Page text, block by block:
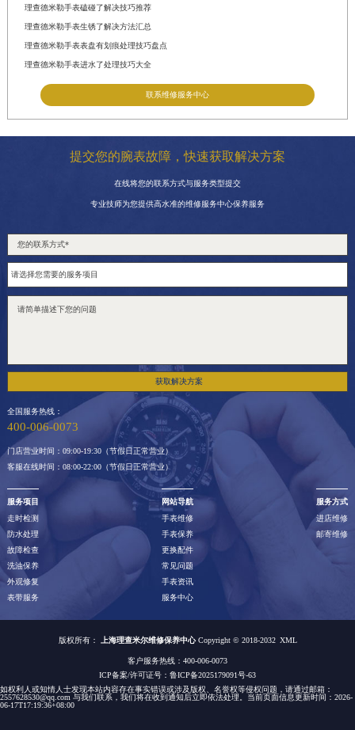
理查德米勒手表磕碰了解决技巧推荐
理查德米勒手表生锈了解决方法汇总
理查德米勒手表表盘有划痕处理技巧盘点
理查德米勒手表进水了处理技巧大全
联系维修服务中心
提交您的腕表故障，快速获取解决方案
在线将您的联系方式与服务类型提交
专业技师为您提供高水准的维修服务中心保养服务
获取解决方案
全国服务热线：
400-006-0073
门店营业时间：09:00-19:30（节假日正常营业）
客服在线时间：08:00-22:00（节假日正常营业）
服务项目
走时检测
防水处理
故障检查
洗油保养
外观修复
表带服务
网站导航
手表维修
手表保养
更换配件
常见问题
手表资讯
服务中心
服务方式
进店维修
邮寄维修
版权所有： 上海理查米尔维修保养中心Copyright © 2018-2032 XML
客户服务热线：400-006-0073
ICP备案/许可证号：鲁ICP备2025179091号-63
如权利人或知情人士发现本站内容存在事实错误或涉及版权、名誉权等侵权问题，请通过邮箱：
2557628530@qq.com 与我们联系，我们将在收到通知后立即依法处理。当前页面信息更新时间：2026-
06-17T17:19:36+08:00